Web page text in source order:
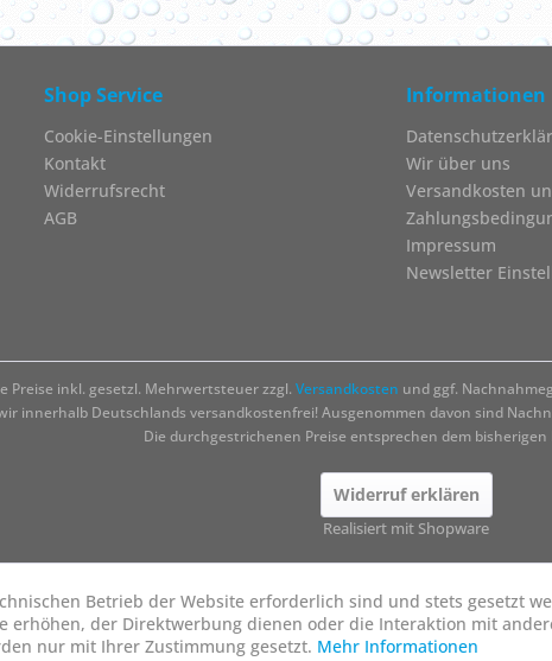
Shop Service
Cookie-Einstellungen
Kontakt
Widerrufsrecht
AGB
Informationen
Wir über uns
Versandkosten
Impressum
Newsletter
Preise inkl. gesetzl. Mehrwertsteuer zzgl. Versandkosten und ggf.
innerhalb Deutschlands versandkostenfrei! Ausgenommen davon sind
Die durchgestrichenen Preise entsprechen dem bisherigen
Widerruf erklären
Realisiert mit Shopware
Betrieb der Website erforderlich sind und stets gesetzt
erhöhen, der Direktwerbung dienen oder die Interaktion mit
nur mit Ihrer Zustimmung gesetzt. Mehr Informationen